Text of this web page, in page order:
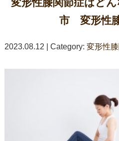
変形性膝関節症はど
市 変形性
2023.08.12 | Category: 変形性